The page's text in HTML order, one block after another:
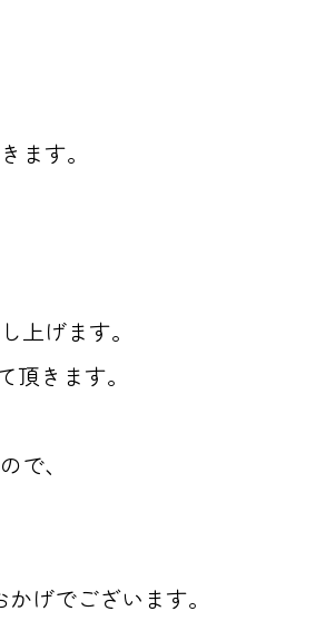
ます。
上げます。
きます。
で、
げでございます。